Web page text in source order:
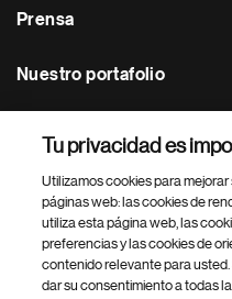
Prensa
Nuestro portafolio
Footer Site Search
Tu privacidad es
Utilizamos cookies para
páginas web: las cookies de
utiliza esta página web, las
preferencias y las cookies de
contenido relevante para
dar su consentimiento a todas